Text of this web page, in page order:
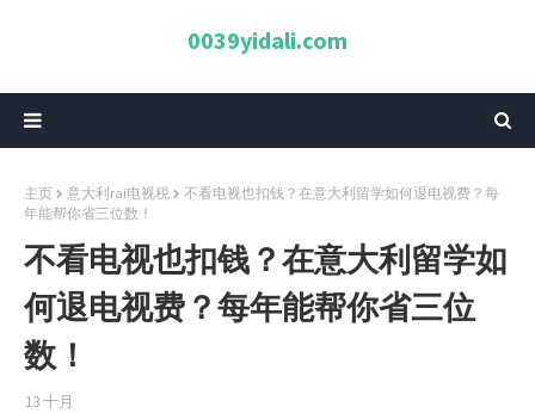
0039yidali.com
主页 意大利rai电视税
不看电视也扣钱？在意大利留学如何退电视费？每
年能帮你省三位数！
不看电视也扣钱？在意大利留学如
何退电视费？每年能帮你省三位
数！
13 十月